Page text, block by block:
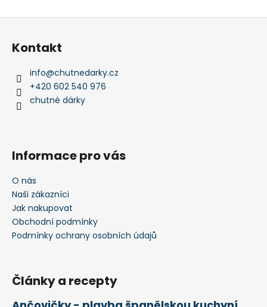
Z
Kontakt
info@chutnedarky.cz
+420 602 540 976
chutné dárky
Informace pro vás
O nás
Naši zákazníci
Jak nakupovat
Obchodní podmínky
Podmínky ochrany osobních údajů
Články a recepty